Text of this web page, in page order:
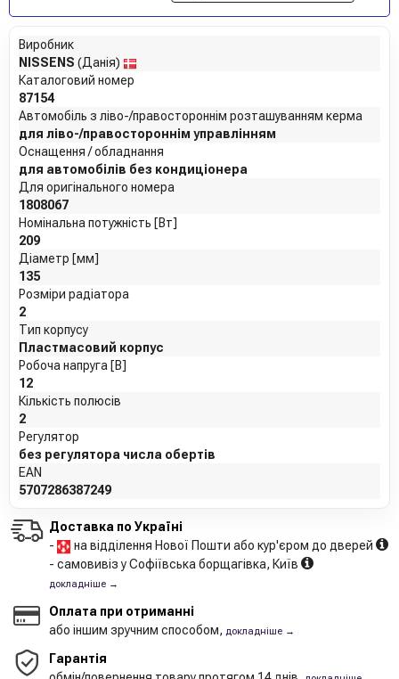
Виробник
NISSENS (Данія)
Каталоговий номер
87154
Автомобіль з ліво-/правостороннім розташуванням керма
для ліво-/правостороннім управлінням
Оснащення / обладнання
для автомобілів без кондиціонера
Для оригінального номера
1808067
Номінальна потужність [Вт]
209
Діаметр [мм]
135
Розміри радіатора
2
Тип корпусу
Пластмасовий корпус
Робоча напруга [В]
12
Кількість полюсів
2
Регулятор
без регулятора числа обертів
EAN
5707286387249
Доставка по Україні
-
на відділення Нової Пошти або кур'єром до дверей
- самовивіз у Софіївська борщагівка, Київ
докладніше →
Оплата при отриманні
або іншим зручним способом, докладніше →
Гарантія